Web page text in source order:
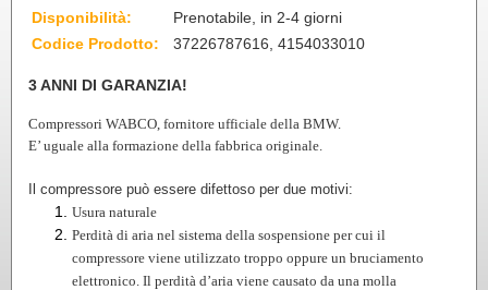
Disponibilità:
Prenotabile, in 2-4 giorni
Codice Prodotto:
37226787616, 4154033010
3 ANNI DI GARANZIA!
Compressori WABCO, fornitore ufficiale della BMW.
E’ uguale alla formazione della fabbrica originale.
Il compressore può essere difettoso per due motivi:
Usura naturale
Perdità di aria nel sistema della sospensione per cui il
compressore viene utilizzato troppo oppure un bruciamento
elettronico. Il perdità d’aria viene causato da una molla